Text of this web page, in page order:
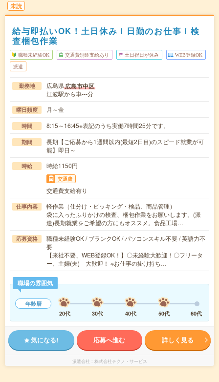
未読
給与即払いOK！土日休み！日勤のお仕事！検
査梱包作業
職種未経験OK 交通費別途支給あり 土日祝日が休み WEB登録OK
派遣
勤務地 広島県広島市中区
江波駅から車---分
曜日頻度 月～金
時間 8:15～16:45※表記のうち実働7時間25分です。
期間
長期【ご応募から1週間以内(最短2日目)のスピード就業が可
能】即日～
時給 時給1150円
交通費
交通費支給有り
仕事内容
軽作業（仕分け・ピッキング・検品、商品管理）
袋に入ったふりかけの検査、梱包作業をお願いします。(派
遣)長期就業をご希望の方にもオススメ。食品工場…
応募資格
職種未経験OK / ブランクOK / パソコンスキル不要 / 英語力不
要
【来社不要、WEB登録OK！】〇未経験大歓迎！〇フリータ
ー、主婦(夫) 大歓迎！ ※お仕事の掛け持ち…
職場の雰囲気
年齢層
20代
30代 40代 50代 60代
気になる! 応募へ進む 詳しく見る
派遣会社 株式会社テクノ・サービス